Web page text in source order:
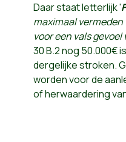
Daar staat letterlijk '
maximaal
voor een vals
30 B.2 nog 50.000€
dergelijke stroken.
worden voor de
of herwaardering